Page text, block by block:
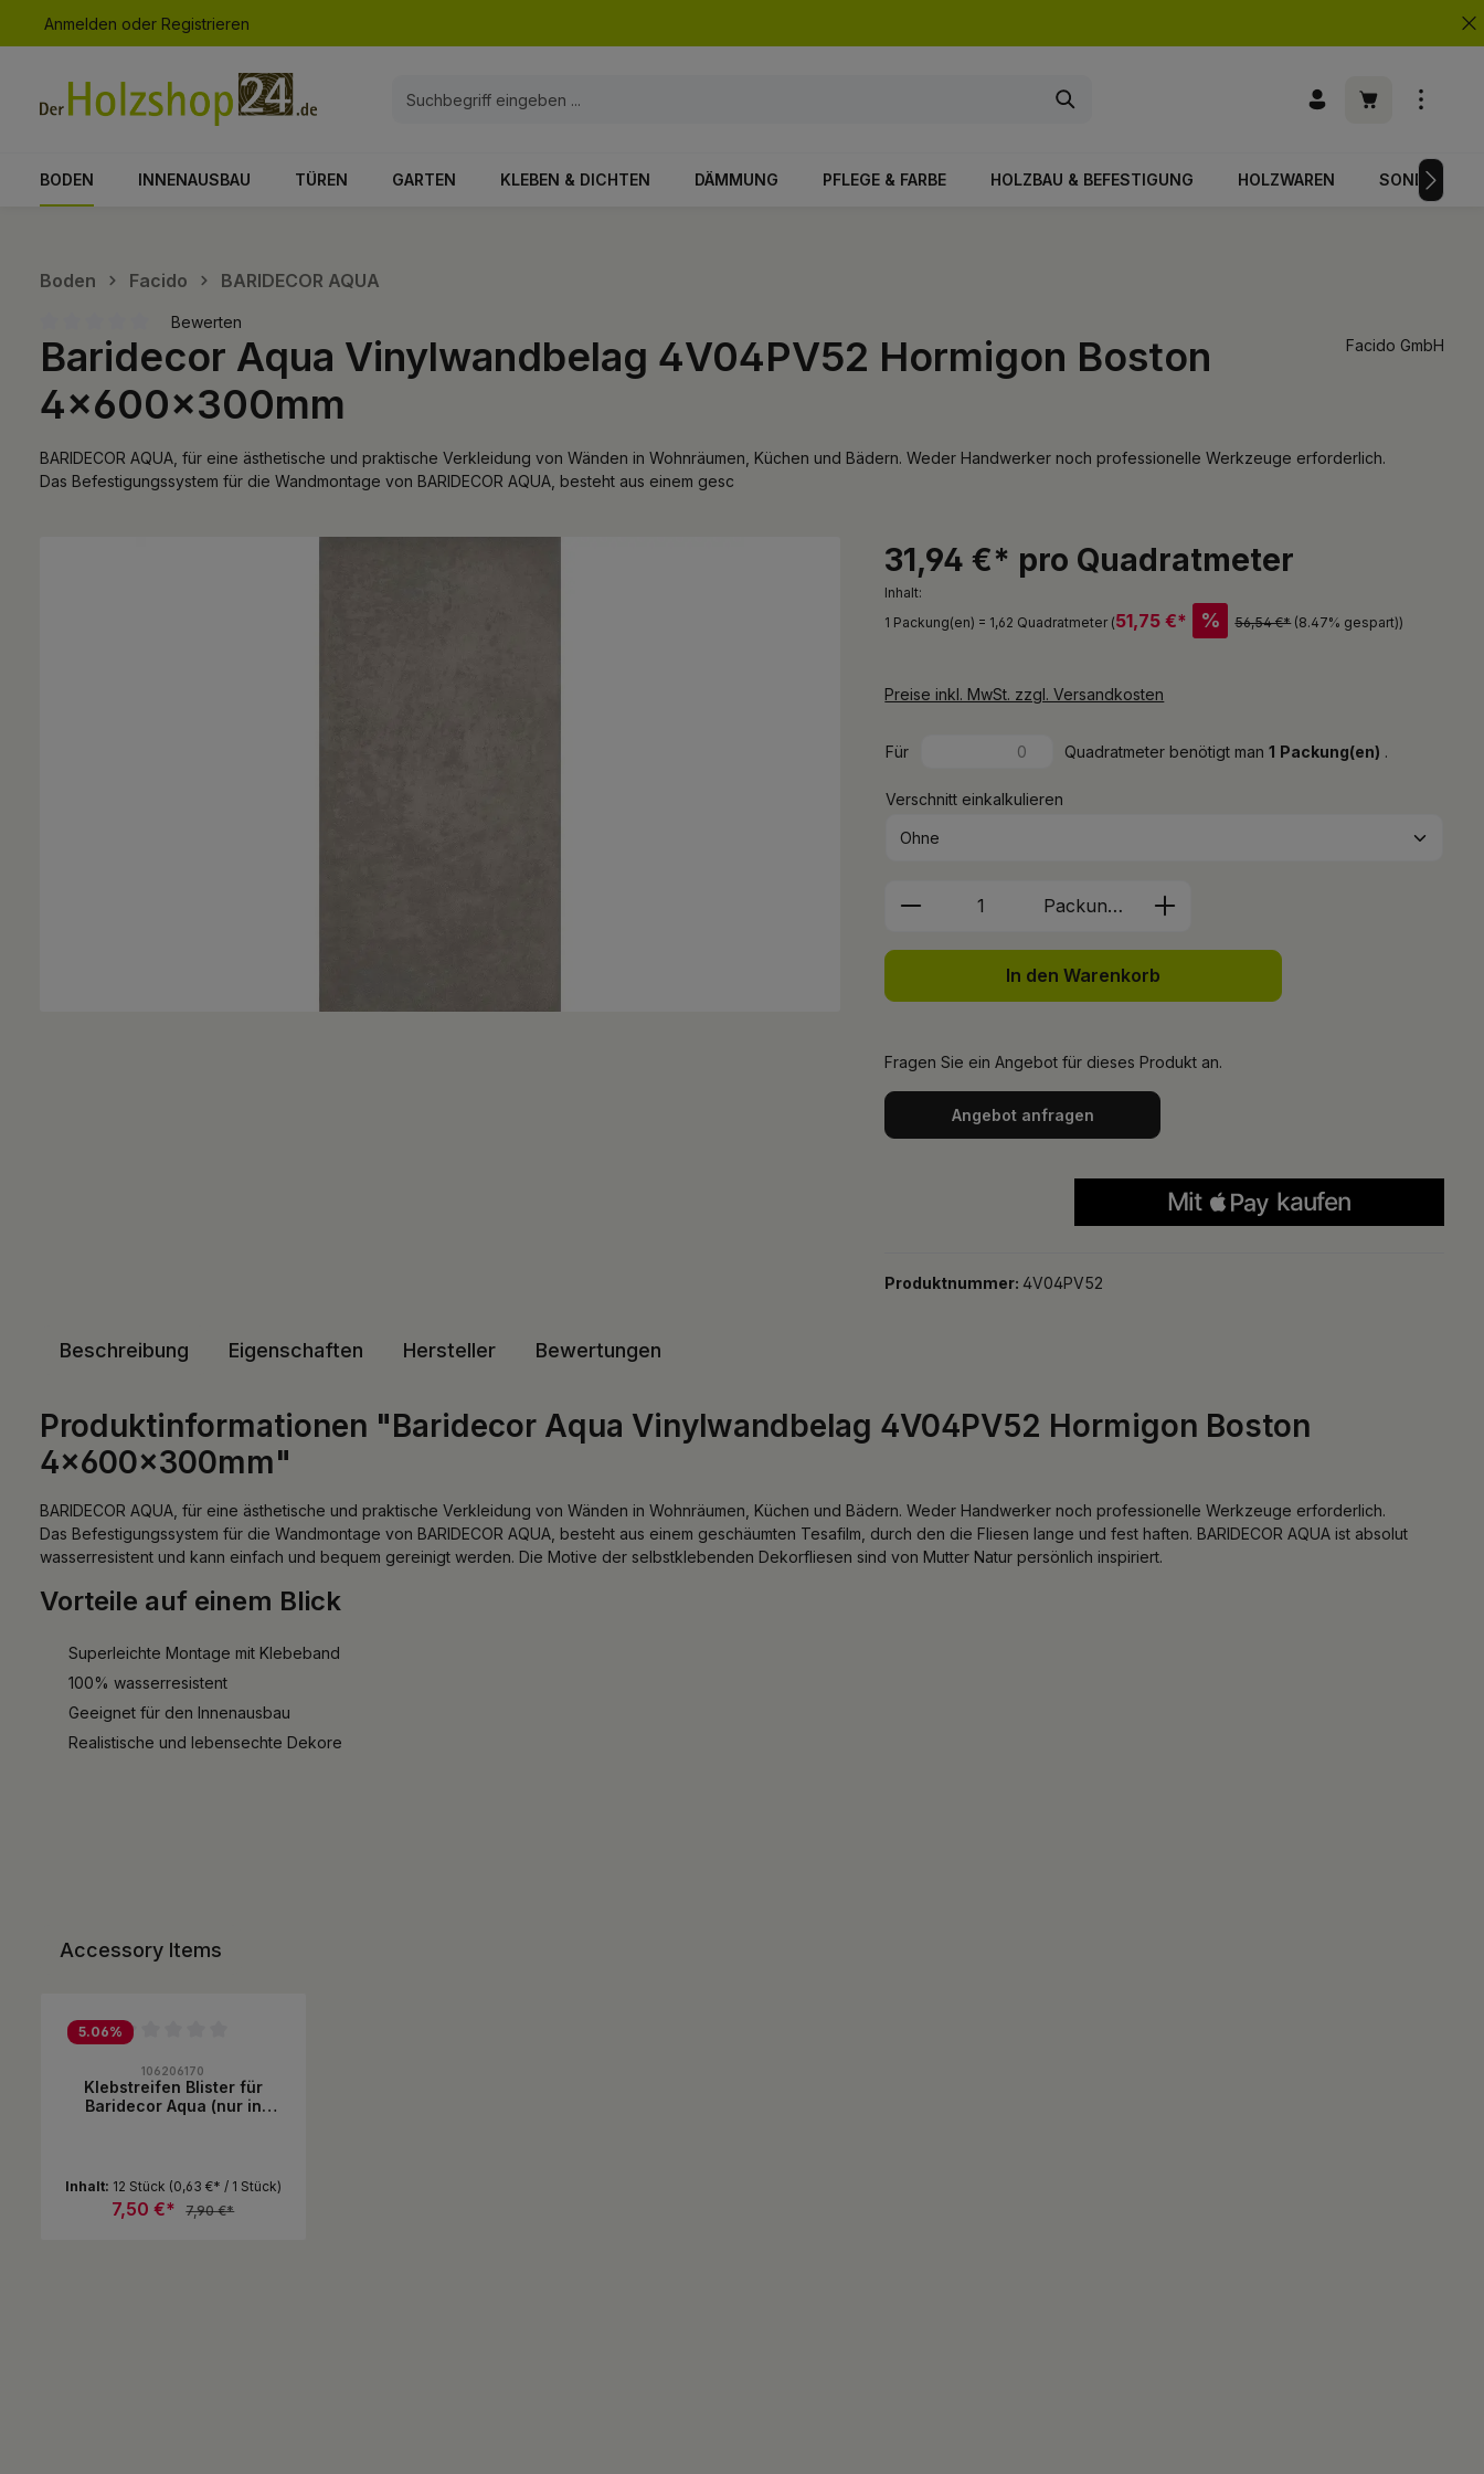
Zur Hauptnavigation springen
Anmelden oder Registrieren
Warenkorb
BODEN INNENAUSBAU TÜREN GARTEN KLEBEN & DICHTEN DÄMMUNG PFLEGE & FARBE HOLZBAU & BEFESTIGUNG HOLZWAREN
Boden Facido BARIDECOR AQUA
Durchschnittliche Bewertung von 0 von 5 Sternen
Bewerten
Baridecor Aqua Vinylwandbelag 4V04PV52 Hormigon Boston
4x600x300mm
Facido GmbH
BARIDECOR AQUA, für eine ästhetische und praktische Verkleidung von Wänden in Wohnräumen, Küchen und Bädern. Weder Handwerker noch professionelle Werkzeuge erforderlich.
Das Befestigungssystem für die Wandmontage von BARIDECOR AQUA, besteht aus einem gesc
31,94 €* pro Quadratmeter
Inhalt:
1 Packung(en) = 1,62 Quadratmeter (51,75 €* % 56,54 €* (8.47% gespart))
Preise inkl. MwSt. zzgl. Versandkosten
Für Quadratmeter benötigt man1 Packung(en) .
Verschnitt einkalkulieren
Produkt Anzahl: Gib den gewünschten Wert
Packung(en)
In den Warenkorb
Fragen Sie ein Angebot für dieses Produkt an.
Angebot anfragen
Produktnummer: 4V04PV52
Beschreibung Eigenschaften Hersteller Bewertungen
Produktinformationen "Baridecor Aqua Vinylwandbelag 4V04PV52 Hormigon Boston
4x600x300mm"
BARIDECOR AQUA, für eine ästhetische und praktische Verkleidung von Wänden in Wohnräumen, Küchen und Bädern. Weder Handwerker noch professionelle Werkzeuge erforderlich.
Das Befestigungssystem für die Wandmontage von BARIDECOR AQUA, besteht aus einem geschäumten Tesafilm, durch den die Fliesen lange und fest haften. BARIDECOR AQUA ist absolut
wasserresistent und kann einfach und bequem gereinigt werden. Die Motive der selbstklebenden Dekorfliesen sind von Mutter Natur persönlich inspiriert.
Vorteile auf einem Blick
Superleichte Montage mit Klebeband
100% wasserresistent
Geeignet für den Innenausbau
Realistische und lebensechte Dekore
Accessory Items
5.06%
106206170
Klebstreifen Blister für
Baridecor Aqua (nur in
Inhalt: 12 Stück (0,63 €* / 1 Stück)
7,50 €* 7,90 €*